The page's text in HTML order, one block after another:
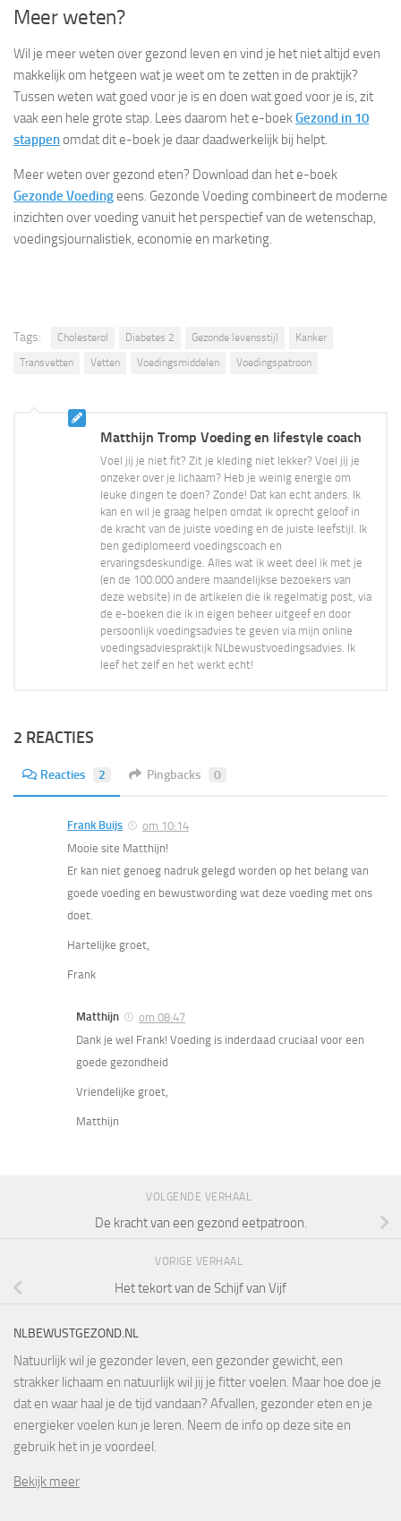
Meer weten?
Wil je meer weten over gezond leven en vind je het niet altijd even
makkelijk om hetgeen wat je weet om te zetten in de praktijk?
Tussen weten wat goed voor je is en doen wat goed voor je is, zit
vaak een hele grote stap. Lees daarom het e-boekGezond in 10
stappenomdat dit e-boek je daar daadwerkelijk bij helpt.
Meer weten over gezond eten? Download dan het e-boek
Gezonde Voedingeens. Gezonde Voeding combineert de moderne
inzichten over voeding vanuit het perspectief van de wetenschap,
voedingsjournalistiek, economie en marketing.
Tags: Cholesterol Diabetes 2 Gezonde levensstijl
Kanker
Transvetten
Vetten Voedingsmiddelen Voedingspatroon
Matthijn Tromp Voeding en lifestyle coach
Voel jij je niet fit? Zit je kleding niet lekker? Voel jij je
onzeker over je lichaam? Heb je weinig energie om
leuke dingen te doen? Zonde! Dat kan echt anders. Ik
kan en wil je graag helpen omdat ik oprecht geloof in
de kracht van de juiste voeding en de juiste leefstijl. Ik
ben gediplomeerd voedingscoach en
ervaringsdeskundige. Alles wat ik weet deel ik met je
(en de 100.000 andere maandelijkse bezoekers van
deze website) in de artikelen die ik regelmatig post, via
de e-boeken die ik in eigen beheer uitgeef en door
persoonlijk voedingsadvies te geven via mijn online
voedingsadviespraktijk NLbewustvoedingsadvies. Ik
leef het zelf en het werkt echt!
2 REACTIES
Reacties 2 Pingbacks 0
Frank Buijs
om 10:14
Mooie site Matthijn!
Er kan niet genoeg nadruk gelegd worden op het belang van
goede voeding en bewustwording wat deze voeding met ons
doet.
Hartelijke groet,
Frank
Matthijn
om 08:47
Dank je wel Frank! Voeding is inderdaad cruciaal voor een
goede gezondheid
Vriendelijke groet,
Matthijn
VOLGENDE VERHAAL
De kracht van een gezond eetpatroon.
VORIGE VERHAAL
Het tekort van de Schijf van Vijf
NLBEWUSTGEZOND.NL
Natuurlijk wil je gezonder leven, een gezonder gewicht, een
strakker lichaam en natuurlijk wil jij je fitter voelen. Maar hoe doe je
dat en waar haal je de tijd vandaan? Afvallen, gezonder eten en je
energieker voelen kun je leren. Neem de info op deze site en
gebruik het in je voordeel.
Bekijk meer